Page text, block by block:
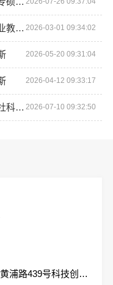
大连mpacc考研辅导-社科赛斯专业教师定制专属课程 2026-03-01 09:34:02
2026-05-20 09:31:04
2026-04-12 09:33:17
大连mpacc培训辅导班学费多少-社科赛斯 2026-07-10 09:32:50
详细地址：辽宁省大连市甘井子区黄浦路439号科技创业大厦2楼社科赛斯考研